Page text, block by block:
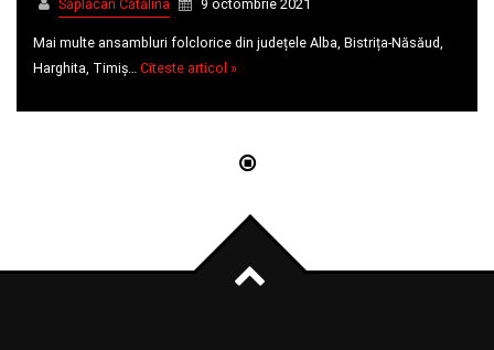
Săplăcan Cătălina 9 octombrie 2021
Mai multe ansambluri folclorice din județele Alba, Bistrița-Năsăud,
Harghita, Timiș… Citeste articol »